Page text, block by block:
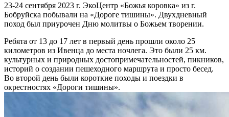
23-24 сентября 2023 г. ЭкоЦентр «Божья коровка» из г.
Бобруйска побывали на «Дороге тишины». Двухдневный
поход был приурочен Дню молитвы о Божьем творении.
Ребята от 13 до 17 лет в первый день прошли около 25
километров из Ивенца до места ночлега. Это были 25 км.
культурных и природных достопримечательностей, пикников,
историй о создании пешеходного маршрута и просто бесед.
Во второй день были короткие походы и поездки в
окрестностях «Дороги тишины».